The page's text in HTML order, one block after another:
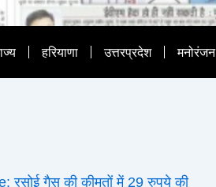
हरियाणा उत्तरप्रदेश मनोरंजन
रसोई गैस की कीमतों में 29 रुपये की